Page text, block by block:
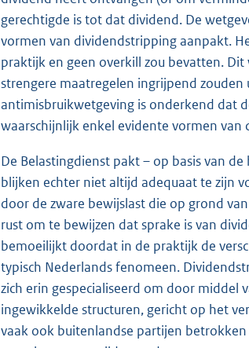
gerechtigde is tot dat dividend. De
vormen van dividendstripping aanpakt.
praktijk en geen overkill zou bevatten.
strengere maatregelen ingrijpend
antimisbruikwetgeving is onderkend dat
waarschijnlijk enkel evidente vormen
De Belastingdienst pakt – op basis van
blijken echter niet altijd adequaat te zijn
door de zware bewijslast die op grond
rust om te bewijzen dat sprake is van
bemoeilijkt doordat in de praktijk de
typisch Nederlands fenomeen.
zich erin gespecialiseerd om door
ingewikkelde structuren, gericht op het
vaak ook buitenlandse partijen